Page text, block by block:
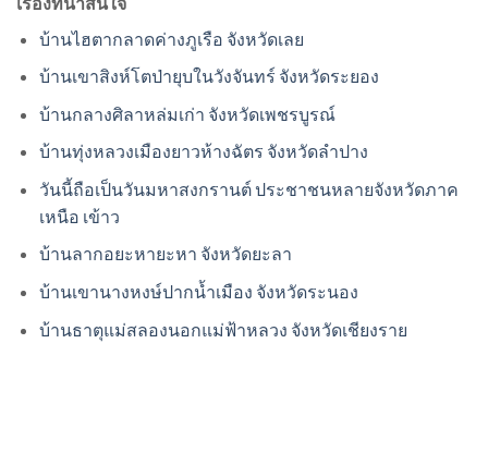
บ้านไฮตากลาดค่างภูเรือ จังหวัดเลย
บ้านเขาสิงห์โตป่ายุบในวังจันทร์ จังหวัดระยอง
บ้านกลางศิลาหล่มเก่า จังหวัดเพชรบูรณ์
บ้านทุ่งหลวงเมืองยาวห้างฉัตร จังหวัดลำปาง
วันนี้ถือเป็นวันมหาสงกรานต์ ประชาชนหลายจังหวัดภาค
เหนือ เข้าว
บ้านลากอยะหายะหา จังหวัดยะลา
บ้านเขานางหงษ์ปากน้ำเมือง จังหวัดระนอง
บ้านธาตุแม่สลองนอกแม่ฟ้าหลวง จังหวัดเชียงราย